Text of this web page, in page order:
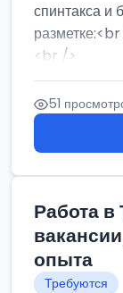
спинтакса и
<br />
Работа в
требу...
51
Работа
опыта
Требуются